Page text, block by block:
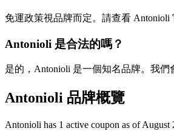
免運政策視品牌而定。請查看 Antonioli
Antonioli 是合法的嗎？
是的，Antonioli 是一個知名品牌。我們
Antonioli 品牌概覽
Antonioli has 1 active coupon as of August